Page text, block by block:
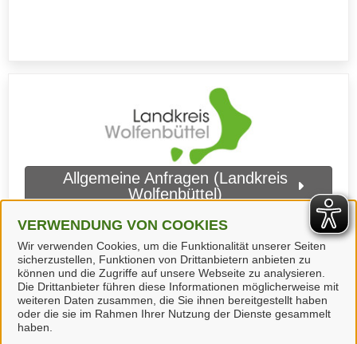
VERWENDUNG VON COOKIES
Wir verwenden Cookies, um die Funktionalität unserer Seiten
sicherzustellen, Funktionen von Drittanbietern anbieten zu
können und die Zugriffe auf unsere Webseite zu analysieren.
Die Drittanbieter führen diese Informationen möglicherweise mit
weiteren Daten zusammen, die Sie ihnen bereitgestellt haben
oder die sie im Rahmen Ihrer Nutzung der Dienste gesammelt
haben.
Allgemeine Anfragen (Landkreis
Wolfenbüttel)